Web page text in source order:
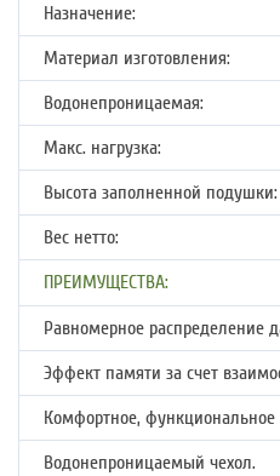
Назначение:
Материал изготовления:
Водонепроницаемая:
Макс. нагрузка:
Высота заполненной подушки:
Вес нетто:
ПРЕИМУЩЕСТВА:
Равномерное распределение
Эффект памяти за счет
Комфортное, функциональное
Водонепроницаемый чехол.